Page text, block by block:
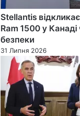
Stellantis
Ram 1500 у
безпеки
31 Липня 2026